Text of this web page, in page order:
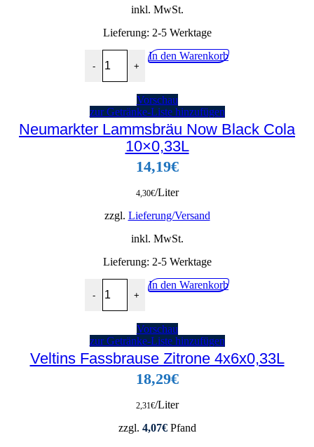
inkl. MwSt.
Lieferung: 2-5 Werktage
-
Mezzo Mix Orange Zero 12x1,0L Menge
+
In den Warenkorb
Vorschau
zur Getränke-Liste hinzufügen
Neumarkter Lammsbräu Now Black Cola
10×0,33L
14,19€
4,30€/Liter
zzgl. Lieferung/Versand
inkl. MwSt.
Lieferung: 2-5 Werktage
-
Neumarkter Lammsbräu Now Black Cola
+
In den Warenkorb
Vorschau
zur Getränke-Liste hinzufügen
Veltins Fassbrause Zitrone 4x6x0,33L
18,29€
2,31€/Liter
zzgl. 4,07€Pfand